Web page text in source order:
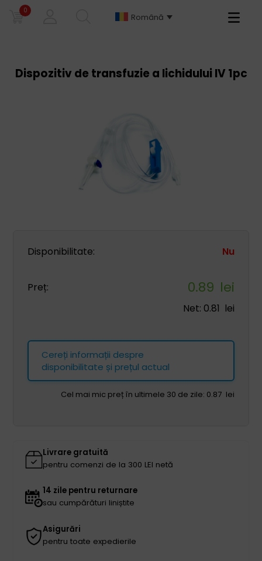
0
Română
Primary
Dispozitiv de transfuzie a lichidului IV 1pc
Disponibilitate: Nu
Preț: 0.89 lei
Net: 0.81 lei
Cereți informații despre
disponibilitate și prețul actual
Cel mai mic preț în ultimele 30 de zile: 0.87 lei
Livrare gratuită
pentru comenzi de la 300 LEI netă
14 zile pentru returnare
sau cumpărături liniștite
Asigurări
pentru toate expedierile